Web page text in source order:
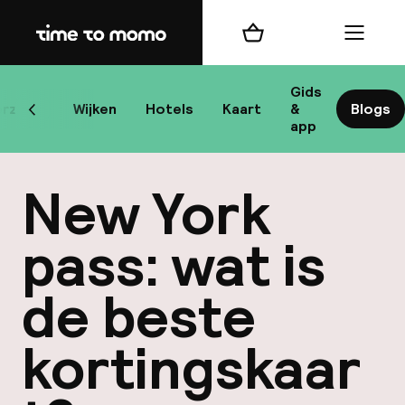
Home
Wijken Hotels Kaart
Gids
&
app
Blogs
Scroll naar links
Winkelmand Menu
New York
pass: wat is
de beste
kortingskaar